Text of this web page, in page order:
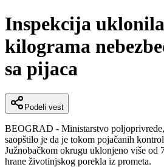
Inspekcija
kilograma
sa pijaca
Podeli vest
BEOGRAD - Ministarstvo
saopštilo je da je tokom pojačanih
Južnobačkom okrugu uklonjeno više od
hrane životinjskog porekla iz prometa.